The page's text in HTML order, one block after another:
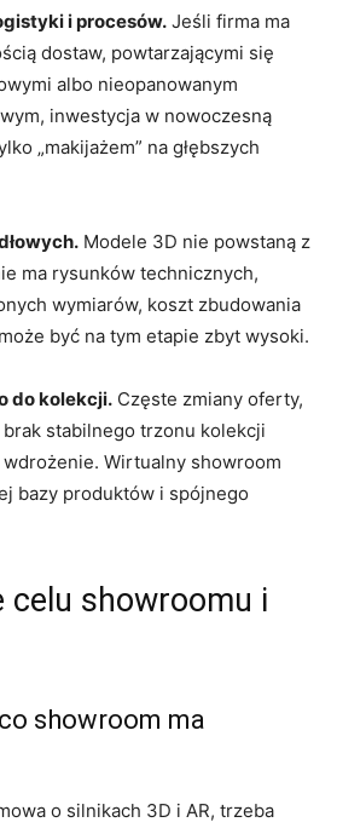
i procesów. Jeśli firma ma
dostaw, powtarzającymi się
albo nieopanowanym
inwestycja w nowoczesną
„makijażem” na głębszych
Modele 3D nie powstaną z
ma rysunków technicznych,
wymiarów, koszt zbudowania
być na tym etapie zbyt wysoki.
do kolekcji. Częste zmiany oferty,
stabilnego trzonu kolekcji
Wirtualny showroom
bazy produktów i spójnego
celu showroomu i
showroom ma
o silnikach 3D i AR, trzeba